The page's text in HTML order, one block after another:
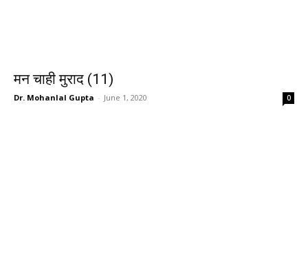
मन चाही मुराद (11)
Dr. Mohanlal Gupta - June 1, 2020 0